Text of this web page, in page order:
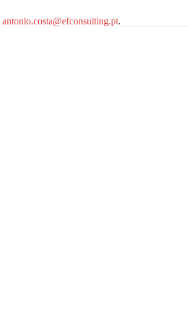
antonio.costa@efconsulting.pt.